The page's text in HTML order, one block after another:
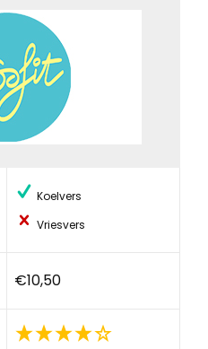
Koelvers
Vriesvers
€10,50